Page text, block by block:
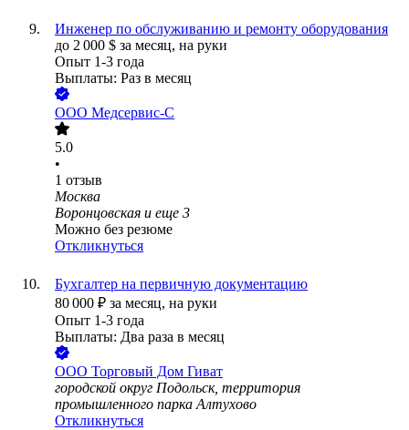
Инженер по обслуживанию и ремонту оборудования
до 2 000 $ за месяц, на руки
Опыт 1-3 года
Выплаты: Раз в месяц
ООО Медсервис-С
5.0
•
1 отзыв
Москва
Воронцовская и еще 3
Можно без резюме
Откликнуться
Бухгалтер на первичную документацию
80 000 ₽ за месяц, на руки
Опыт 1-3 года
Выплаты: Два раза в месяц
ООО Торговый Дом Гиват
городской округ Подольск, территория
промышленного парка Алтухово
Откликнуться